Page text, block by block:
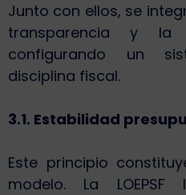
Junto con ellos, se
transparencia y la
configurando un
disciplina fiscal.
3.1. Estabilidad
Este principio
modelo. La